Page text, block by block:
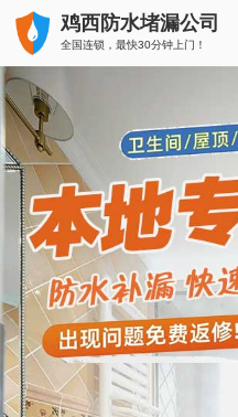
鸡西防水堵漏公司
全国连锁，最快30分钟上门！